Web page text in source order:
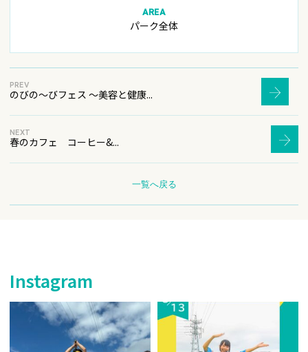
AREA
パーク全体
PREV
のびの～びフェス ～美容と健康...
一覧へ戻る
NEXT
春のカフェ コーヒー&...
Instagram